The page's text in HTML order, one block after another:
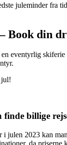
juleminder fra
Book din
eventyrlig
jul!
billige
julen 2023 kan
da